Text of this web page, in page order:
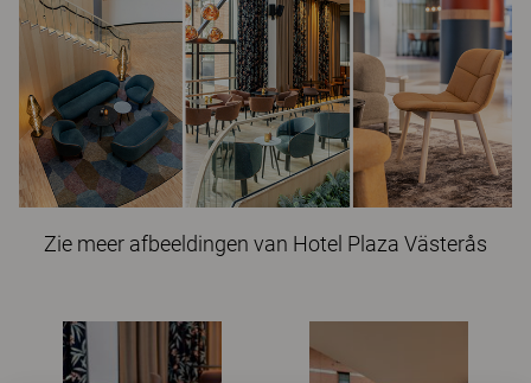
Zie meer afbeeldingen van Hotel Plaza Västerås